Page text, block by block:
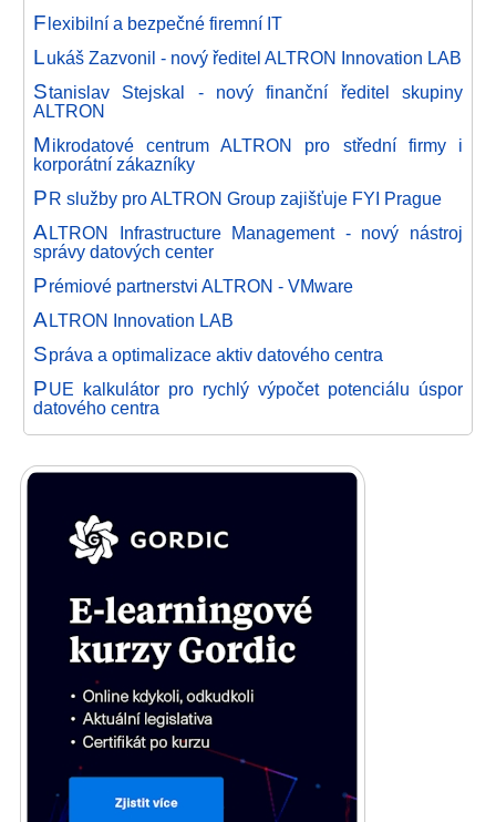
Flexibilní a bezpečné firemní IT
Lukáš Zazvonil - nový ředitel ALTRON Innovation LAB
Stanislav Stejskal - nový finanční ředitel skupiny
ALTRON
Mikrodatové centrum ALTRON pro střední firmy i
korporátní zákazníky
PR služby pro ALTRON Group zajišťuje FYI Prague
ALTRON Infrastructure Management - nový nástroj
správy datových center
Prémiové partnerstvi ALTRON - VMware
ALTRON Innovation LAB
Správa a optimalizace aktiv datového centra
PUE kalkulátor pro rychlý výpočet potenciálu úspor
datového centra